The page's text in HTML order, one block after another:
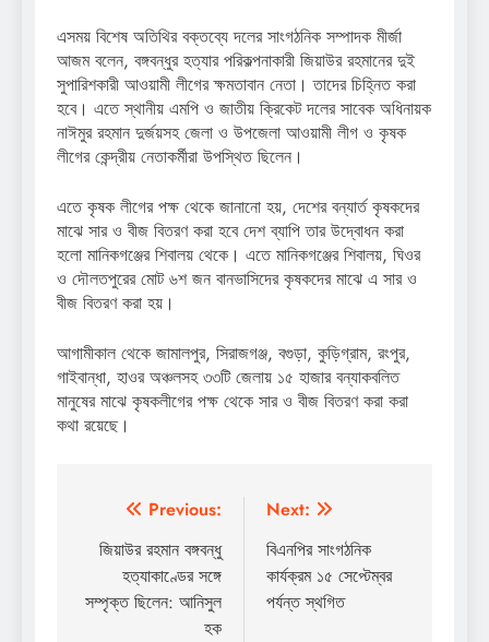
এসময় বিশেষ অতিথির বক্তব্যে দলের সাংগঠনিক সম্পাদক মীর্জা
আজম বলেন, বঙ্গবন্ধুর হত্যার পরিকল্পনাকারী জিয়াউর রহমানের দুই
সুপারিশকারী আওয়ামী লীগের ক্ষমতাবান নেতা। তাদের চিহ্নিত করা
হবে। এতে স্থানীয় এমপি ও জাতীয় ক্রিকেট দলের সাবেক অধিনায়ক
নাঈমুর রহমান দুর্জয়সহ জেলা ও উপজেলা আওয়ামী লীগ ও কৃষক
লীগের কেন্দ্রীয় নেতাকর্মীরা উপস্থিত ছিলেন।
এতে কৃষক লীগের পক্ষ থেকে জানানো হয়, দেশের বন্যার্ত কৃষকদের
মাঝে সার ও বীজ বিতরণ করা হবে দেশ ব্যাপি তার উদ্বোধন করা
হলো মানিকগঞ্জের শিবালয় থেকে। এতে মানিকগঞ্জের শিবালয়, ঘিওর
ও দৌলতপুরের মোট ৬শ জন বানভাসিদের কৃষকদের মাঝে এ সার ও
বীজ বিতরণ করা হয়।
আগামীকাল থেকে জামালপুর, সিরাজগঞ্জ, বগুড়া, কুড়িগ্রাম, রংপুর,
গাইবান্ধা, হাওর অঞ্চলসহ ৩৩টি জেলায় ১৫ হাজার বন্যাকবলিত
মানুষের মাঝে কৃষকলীগের পক্ষ থেকে সার ও বীজ বিতরণ করা করা
কথা রয়েছে।
Post
navigation
Previous:
জিয়াউর রহমান বঙ্গবন্ধু
হত্যাকাণ্ডের সঙ্গে
সম্পৃক্ত ছিলেন: আনিসুল
হক
Next:
বিএনপির সাংগঠনিক
কার্যক্রম ১৫ সেপ্টেম্বর
পর্যন্ত স্থগিত